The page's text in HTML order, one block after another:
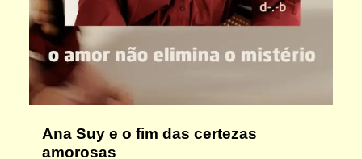
Ana Suy e o fim das certezas
amorosas